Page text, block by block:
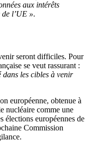
aux intérêts
l’UE ».
seront difficiles. Pour
se veut rassurant :
dans les cibles à venir
européenne, obtenue à
nucléaire comme une
élections européennes de
Commission